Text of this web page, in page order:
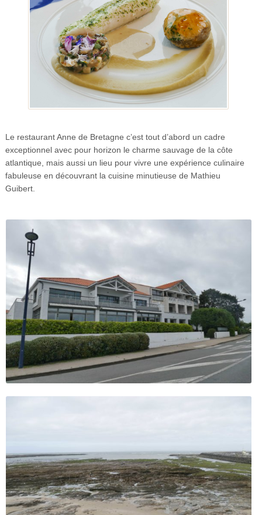
Le restaurant Anne de Bretagne c’est tout d’abord un cadre
exceptionnel avec pour horizon le charme sauvage de la côte
atlantique, mais aussi un lieu pour vivre une expérience culinaire
fabuleuse en découvrant la cuisine minutieuse de Mathieu
Guibert.